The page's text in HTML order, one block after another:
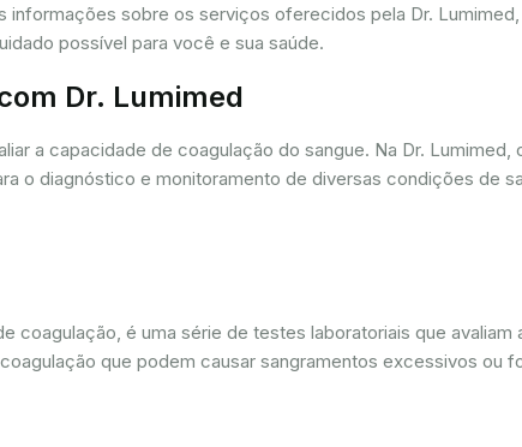
informações sobre os serviços oferecidos pela Dr.
possível para você e sua saúde.
Dr. Lumimed
a capacidade de coagulação do sangue. Na Dr.
o diagnóstico e monitoramento de diversas condições de
coagulação, é uma série de testes laboratoriais que
que podem causar sangramentos excessivos ou